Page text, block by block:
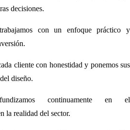
decisiones.
con un enfoque práctico y
cliente con honestidad y ponemos sus
diseño.
continuamente en el
la realidad del sector.